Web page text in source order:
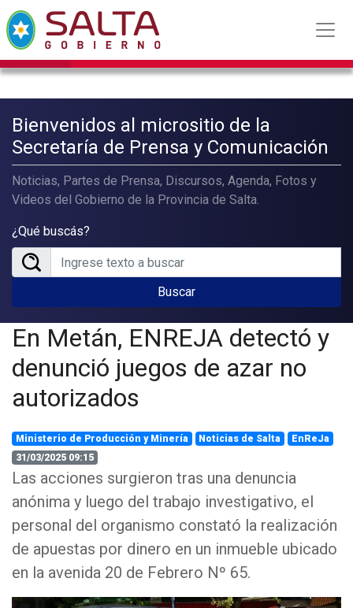
Bienvenidos al micrositio de la
Secretaría de Prensa y Comunicación
Noticias, Partes de Prensa, Discursos, Agenda, Fotos y
Videos del Gobierno de la Provincia de Salta.
¿Qué buscás?
Buscar
En Metán, ENREJA detectó y
denunció juegos de azar no
autorizados
Ministerio de Producción y Minería Noticias de Salta
EnReJa
31/03/2025 09:15
Las acciones surgieron tras una denuncia
anónima y luego del trabajo investigativo, el
personal del organismo constató la realización
de apuestas por dinero en un inmueble ubicado
en la avenida 20 de Febrero Nº 65.